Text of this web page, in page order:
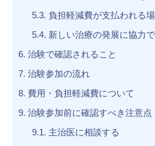
5.3. 負担軽減費が支払われる
5.4. 新しい治療の発展に協力
6. 治験で確認されること
7. 治験参加の流れ
8. 費用・負担軽減費について
9. 治験参加前に確認すべき注意点
9.1. 主治医に相談する